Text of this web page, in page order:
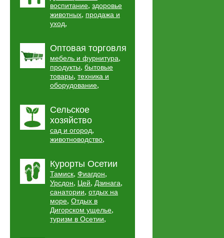
воспитание, здоровье
животных, продажа и
уход,
Оптовая торговля
мебель и фурнитура,
продукты, бытовые
товары, техника и
оборудование,
Сельское
хозяйство
сад и огород,
животноводство,
Курорты Осетии
Тамиск, Фиагдон,
Урсдон, Цей, Дзинага,
санатории, отдых на
море, Отдых в
Дигорском ущелье,
туризм в Осетии,